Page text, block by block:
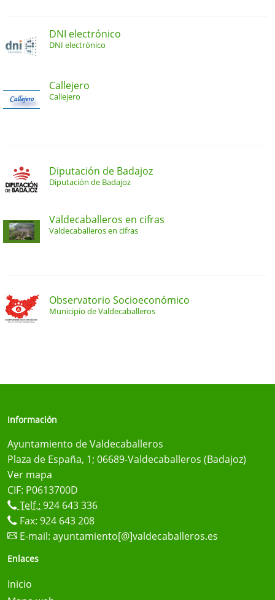
DNI electrónico
DNI electrónico
Callejero
Callejero
Diputación de Badajoz
Diputación de Badajoz
Valdecaballeros en cifras
Valdecaballeros en cifras
Observatorio Socioeconómico
Municipio de Valdecaballeros
Información
Ayuntamiento de Valdecaballeros
Plaza de España, 1; 06689-Valdecaballeros (Badajoz)
Ver mapa
CIF: P0613700D
Telf.: 924 643 336
Fax: 924 643 208
E-mail: ayuntamiento[@]valdecaballeros.es
Enlaces
Inicio